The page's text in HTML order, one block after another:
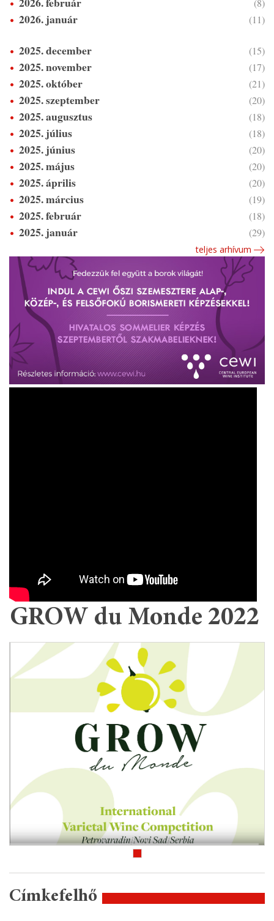
(8)
2026. január (11)
2025. december (15)
2025. november (17)
2025. október (21)
2025. szeptember (20)
2025. augusztus (18)
2025. július (18)
2025. június (20)
2025. május (20)
2025. április (20)
2025. március (19)
2025. február (18)
2025. január (29)
teljes arhívum
GROW du Monde 2022
Címkefelhő